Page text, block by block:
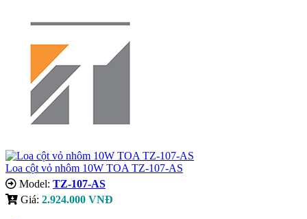
Loa cột vỏ nhôm 10W TOA TZ-107-AS
Model: TZ-107-AS
Giá: 2.924.000 VNĐ